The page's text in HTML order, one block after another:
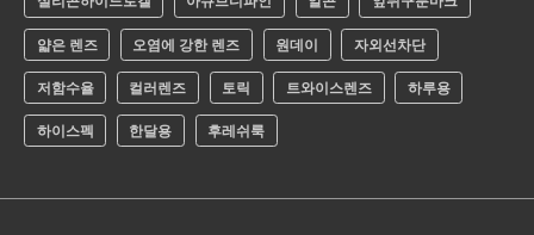
얇은 렌즈 오염에 강한 렌즈 원데이 자외선차단
저함수율 컬러렌즈 토릭 트와이스렌즈 하루용
하이스펙 한달용 후레쉬룩